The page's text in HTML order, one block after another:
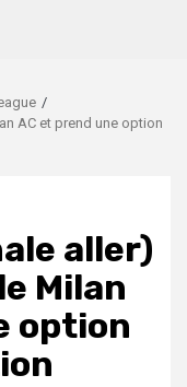
AC et prend une option
aller)
Milan
option